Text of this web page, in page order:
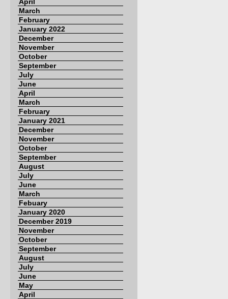
March
February
January 2022
December
November
October
September
July
June
April
March
February
January 2021
December
November
October
September
August
July
June
March
Febuary
January 2020
December 2019
November
October
September
August
July
June
May
April